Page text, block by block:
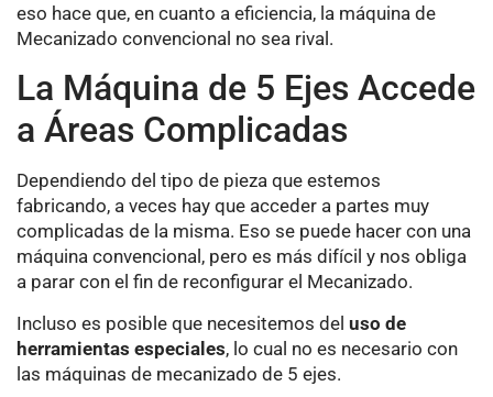
eso hace que, en cuanto a eficiencia, la máquina de
Mecanizado convencional no sea rival.
La Máquina de 5 Ejes Accede
a Áreas Complicadas
Dependiendo del tipo de pieza que estemos
fabricando, a veces hay que acceder a partes muy
complicadas de la misma. Eso se puede hacer con una
máquina convencional, pero es más difícil y nos obliga
a parar con el fin de reconfigurar el Mecanizado.
Incluso es posible que necesitemos del uso de
herramientas especiales, lo cual no es necesario con
las máquinas de mecanizado de 5 ejes.